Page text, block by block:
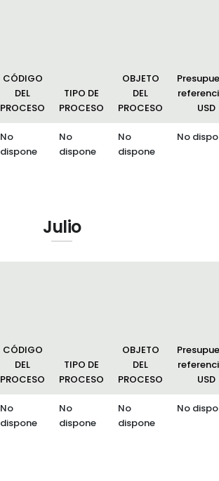
CÓDIGO
DEL
PROCESO
TIPO DE
PROCESO
OBJETO
DEL
PROCESO
USD
No
dispone
No
dispone
No
dispone
No
Julio
CÓDIGO
DEL
PROCESO
TIPO DE
PROCESO
OBJETO
DEL
PROCESO
USD
No
dispone
No
dispone
No
dispone
No